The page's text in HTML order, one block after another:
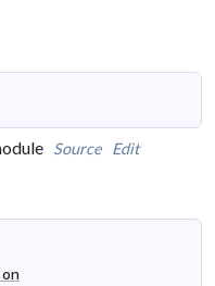
Source Edit